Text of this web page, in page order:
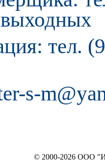
тел.
s-
ООО "ИНТЕРЬЕР`c"